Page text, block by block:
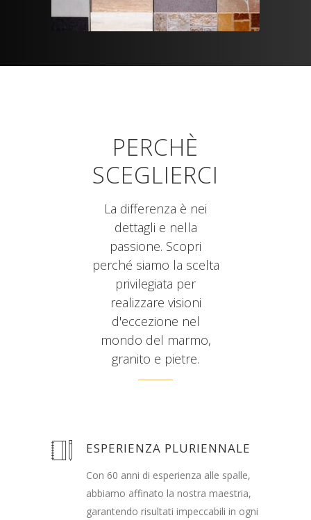
PERCHÈ
SCEGLIERCI
La differenza è nei
dettagli e nella
passione. Scopri
perché siamo la scelta
privilegiata per
realizzare visioni
d'eccezione nel
mondo del marmo,
granito e pietre.
ESPERIENZA PLURIENNALE
Con 60 anni di esperienza alle spalle,
abbiamo affinato la nostra maestria,
garantendo risultati impeccabili in ogni